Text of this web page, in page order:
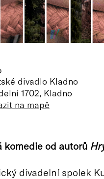
divadlo Kladno
1702, Kladno
na mapě
komedie od autorů
divadelní spolek